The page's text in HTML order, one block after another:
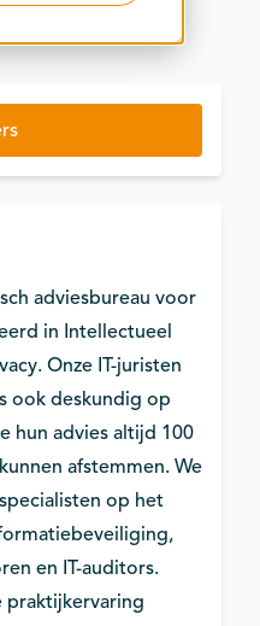
adviesbureau voor
in Intellectueel
Onze IT-juristen
ook deskundig op
hun advies altijd 100
afstemmen. We
op het
en IT-auditors.
praktijkervaring